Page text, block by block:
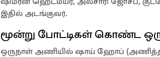
இதில் அடங்குவர்.
மூன்று போட்டிகள் கொண்ட
ஒருநாள் அணியில் ஷாய் ஹோப்